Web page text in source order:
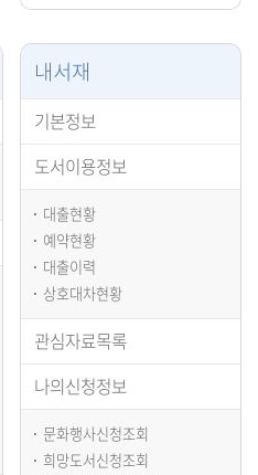
내서재
기본정보
도서이용정보
대출현황
예약현황
대출이력
상호대차현황
관심자료목록
나의신청정보
문화행사신청조회
희망도서신청조회